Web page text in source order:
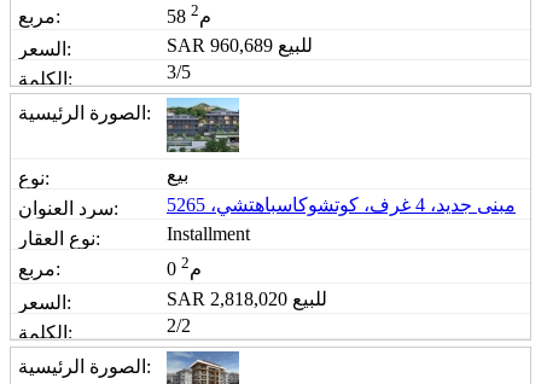
58 م2
SAR 960,689 للبيع
3/5
بيع
مبنى جديد، 4 غرف، كوتشوكاسباهتشي، 5265
Installment
0 م2
SAR 2,818,020 للبيع
2/2